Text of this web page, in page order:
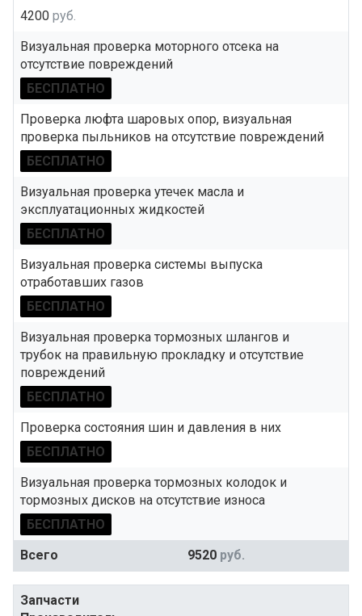
4200 руб.
Визуальная проверка моторного отсека на
отсутствие повреждений
БЕСПЛАТНО
Проверка люфта шаровых опор, визуальная
проверка пыльников на отсутствие повреждений
БЕСПЛАТНО
Визуальная проверка утечек масла и
эксплуатационных жидкостей
БЕСПЛАТНО
Визуальная проверка системы выпуска
отработавших газов
БЕСПЛАТНО
Визуальная проверка тормозных шлангов и
трубок на правильную прокладку и отсутствие
повреждений
БЕСПЛАТНО
Проверка состояния шин и давления в них
БЕСПЛАТНО
Визуальная проверка тормозных колодок и
тормозных дисков на отсутствие износа
БЕСПЛАТНО
Всего
9520 руб.
Запчасти